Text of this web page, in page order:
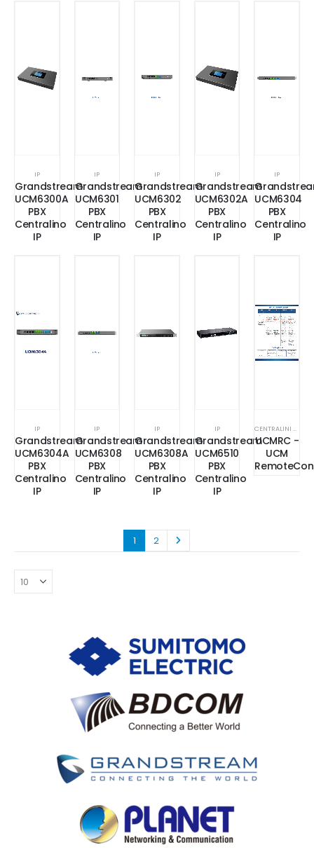
IP
Grandstream
UCM6300A
PBX
Centralino
IP
IP
Grandstream
UCM6301
PBX
Centralino
IP
IP
Grandstream
UCM6302
PBX
Centralino
IP
IP
Grandstream
UCM6302A
PBX
Centralino
IP
IP
UCM6304
PBX
Centralino
IP
IP
Grandstream
UCM6304A
PBX
Centralino
IP
IP
Grandstream
UCM6308
PBX
Centralino
IP
IP
Grandstream
UCM6308A
PBX
Centralino
IP
IP
Grandstream
UCM6510
PBX
Centralino
IP
CENTRALINI & GATEWAY
UCMRC -
UCM
1 2